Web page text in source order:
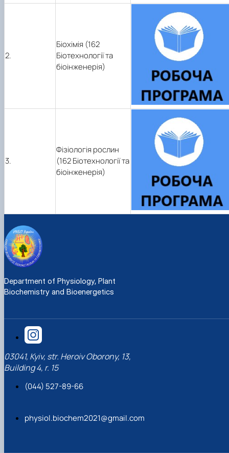
2.
Біохімія (162
Біотехнології та
біоінженерія)
3.
Фізіологія рослин
(162 Біотехнології та
біоінженерія)
Department of Physiology, Plant
Biochemistry and Bioenergetics
03041, Kyiv, str. Heroiv Oborony, 13,
Building 4, r. 15
(044) 527-89-66
physiol.biochem2021@gmail.com